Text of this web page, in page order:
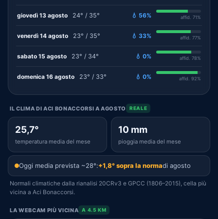
giovedì 13 agosto 24° / 35° 💧 56% affid. 71%
venerdì 14 agosto 23° / 35° 💧 33% affid. 77%
sabato 15 agosto 23° / 34° 💧 0% affid. 78%
domenica 16 agosto 23° / 33° 💧 0% affid. 92%
IL CLIMA DI ACI BONACCORSI A AGOSTO REALE
25,7°
temperatura media del mese
10 mm
pioggia media del mese
Oggi media prevista ~28°:+1,8° sopra la normadi agosto
Normali climatiche dalla rianalisi 20CRv3 e GPCC (1806–2015), cella più
vicina a Aci Bonaccorsi.
LA WEBCAM PIÙ VICINA A 4.5 KM